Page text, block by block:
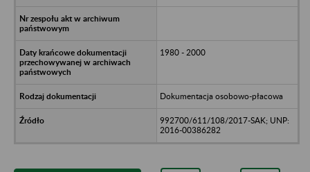
1980 - 2000
Dokumentacja osobowo-płacowa
992700/611/108/2017-SAK; UNP:
2016-00386282